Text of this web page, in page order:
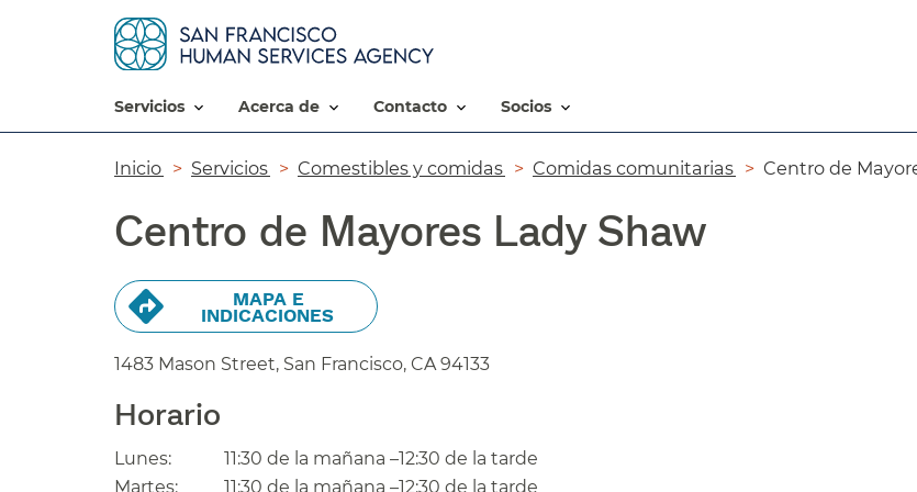
servicios​​ acerca de​​ contacto​​ socios​​
Ruta
de
navegación​​
Inicio​​ Servicios​​ Comestibles y comidas​​ Comidas comunitarias​​ Centro de
Centro de Mayores Lady Shaw​​
MAPA E
INDICACIONES​​
1483 Mason Street, San Francisco, CA 94133
Horario​​
Lunes:​​
11:30 de la mañana –12:30 de la tarde​​
Martes:​​
11:30 de la mañana –12:30 de la tarde​​